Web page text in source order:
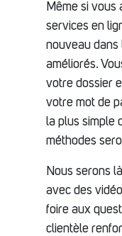
Même si vous
services en
nouveau dans
améliorés.
votre dossier
votre mot de
la plus simple
méthodes
Nous serons
avec des
foire aux
clientèle